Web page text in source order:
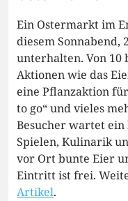
Ein Ostermarkt im
diesem Sonnabend,
unterhalten. Von 10
Aktionen wie das
eine Pflanzaktion
to go“ und vieles
Besucher wartet
Spielen, Kulinarik
vor Ort bunte Eier
Eintritt ist frei.
Artikel.